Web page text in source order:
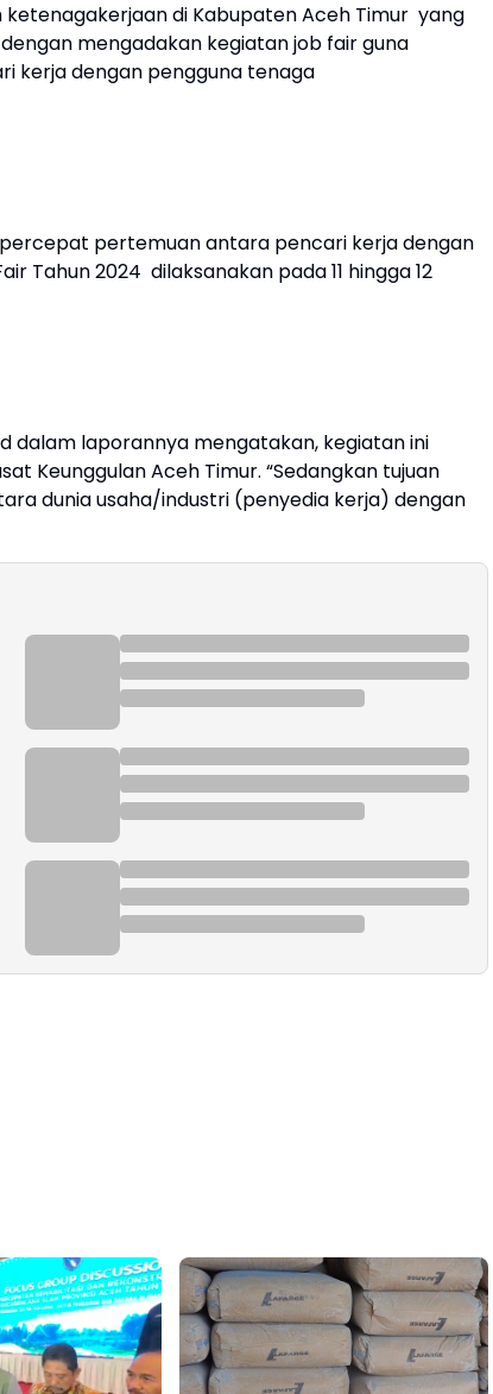
di Kabupaten Aceh Timur yang
mengadakan kegiatan job fair guna
kerja dengan pengguna tenaga
pertemuan antara pencari kerja dengan
Tahun 2024 dilaksanakan pada 11 hingga 12
dalam laporannya mengatakan, kegiatan ini
Keunggulan Aceh Timur. “Sedangkan tujuan
dunia usaha/industri (penyedia kerja) dengan